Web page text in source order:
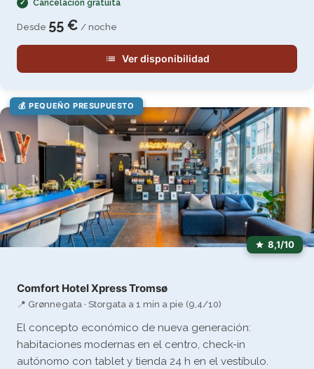
Cancelación gratuita
Desde 55 € / noche
Ver disponibilidad
💰 PEQUEÑO PRESUPUESTO
8,1/10
Comfort Hotel Xpress Tromsø
📍 Grønnegata · Storgata a 1 min a pie (9,4/10)
El concepto económico de nueva generación:
habitaciones modernas en el centro, check-in
autónomo con tablet y tienda 24 h en el vestíbulo.